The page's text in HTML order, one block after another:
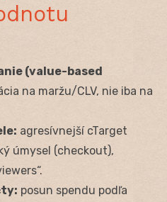
(value-based
na maržu/CLV, nie iba na
agresívnejší cTarget
úmysel (checkout),
posun spendu podľa